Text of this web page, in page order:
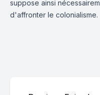
suppose ainsi
d'affronter le colonialisme.